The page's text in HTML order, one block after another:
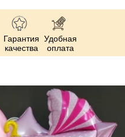
Гарантия
качества
Удобная
оплата